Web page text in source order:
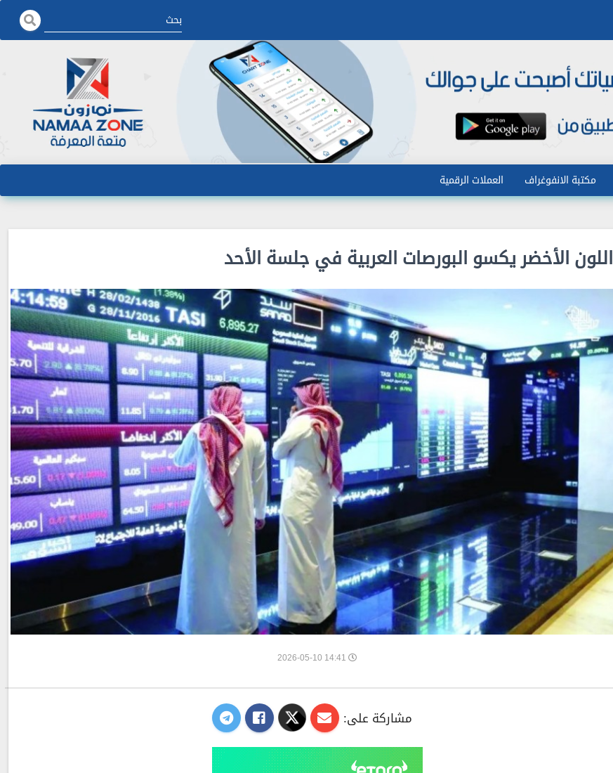
مكتبة الانفوغراف العملات الرقمية
اللون الأخضر يكسو البورصات العربية في جلسة الأحد
14:41 2026-05-10
مشاركة على: